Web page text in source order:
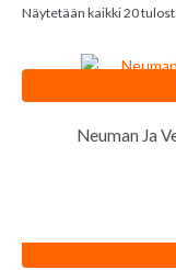
Näytetään kaikki 20
Neuman Ja